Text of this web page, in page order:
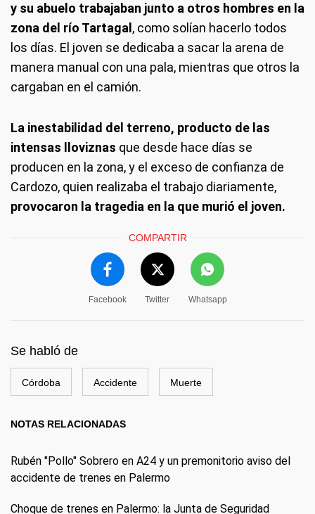
y su abuelo trabajaban junto a otros hombres en la
zona del río Tartagal , como solían hacerlo todos
los días. El joven se dedicaba a sacar la arena de
manera manual con una pala, mientras que otros la
cargaban en el camión.
La inestabilidad del terreno, producto de las
intensas lloviznas que desde hace días se
producen en la zona, y el exceso de confianza de
Cardozo, quien realizaba el trabajo diariamente,
provocaron la tragedia en la que murió el joven.
COMPARTIR
Facebook Twitter Whatsapp
Se habló de
Córdoba Accidente Muerte
NOTAS RELACIONADAS
Rubén "Pollo" Sobrero en A24 y un premonitorio aviso del
accidente de trenes en Palermo
Choque de trenes en Palermo: la Junta de Seguridad